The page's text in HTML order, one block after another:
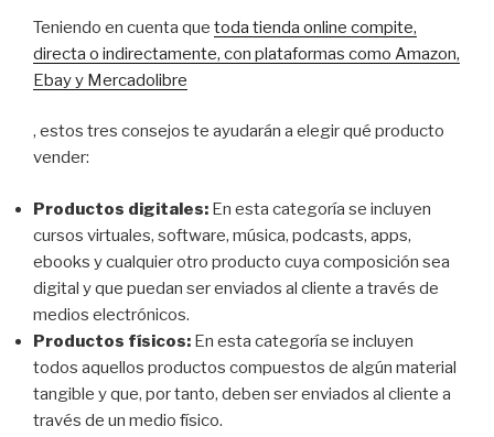
Teniendo en cuenta que toda tienda online compite,
directa o indirectamente, con plataformas como Amazon,
Ebay y Mercadolibre
, estos tres consejos te ayudarán a elegir qué producto
vender:
Productos digitales: En esta categoría se incluyen
cursos virtuales, software, música, podcasts, apps,
ebooks y cualquier otro producto cuya composición sea
digital y que puedan ser enviados al cliente a través de
medios electrónicos.
Productos físicos: En esta categoría se incluyen
todos aquellos productos compuestos de algún material
tangible y que, por tanto, deben ser enviados al cliente a
través de un medio físico.